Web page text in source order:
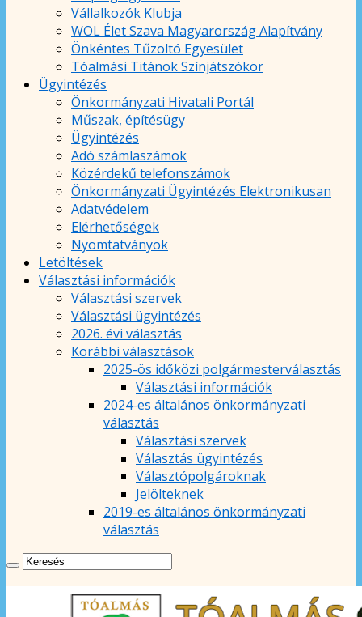
Vállalkozók Klubja
WOL Élet Szava Magyarország Alapítvány
Önkéntes Tűzoltó Egyesület
Tóalmási Titánok Színjátszókör
Ügyintézés
Önkormányzati Hivatali Portál
Műszak, építésügy
Ügyintézés
Adó számlaszámok
Közérdekű telefonszámok
Önkormányzati Ügyintézés Elektronikusan
Adatvédelem
Elérhetőségek
Nyomtatványok
Letöltések
Választási információk
Választási szervek
Választási ügyintézés
2026. évi választás
Korábbi választások
2025-ös időközi polgármesterválasztás
Választási információk
2024-es általános önkormányzati
választás
Választási szervek
Választás ügyintézés
Választópolgároknak
Jelölteknek
2019-es általános önkormányzati
választás